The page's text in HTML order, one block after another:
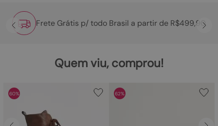
Frete Grátis p/ todo Brasil a partir de R$499,90
Quem viu, comprou!
60% 62%